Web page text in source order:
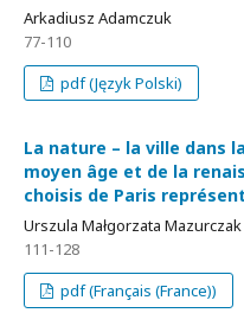
Arkadiusz Adamczuk
77-110
pdf (Język Polski)
La nature – la ville dans
moyen âge et de la
choisis de Paris
Urszula Małgorzata Mazurczak
111-128
pdf (Français (France))